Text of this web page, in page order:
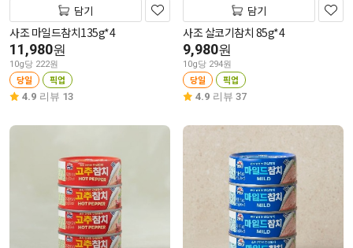
담기
사조 마일드참치135g*4
11,980원
10g당 222원
당일 픽업
4.9 리뷰 13
담기
사조 살코기참치 85g*4
9,980원
10g당 294원
당일 픽업
4.9 리뷰 37